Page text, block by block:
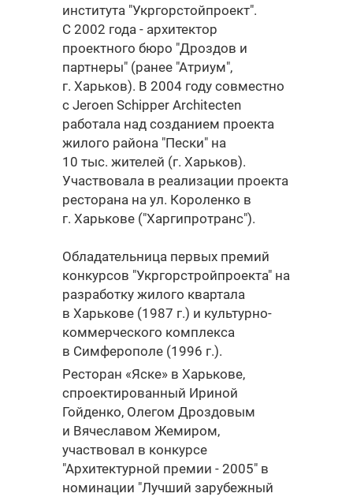
института "Укргорстойпроект".
С 2002 года - архитектор
проектного бюро "Дроздов и
партнеры" (ранее "Атриум",
г. Харьков). В 2004 году совместно
с Jeroen Schipper Architecten
работала над созданием проекта
жилого района "Пески" на
10 тыс. жителей (г. Харьков).
Участвовала в реализации проекта
ресторана на ул. Короленко в
г. Харькове ("Харгипротранс").
Обладательница первых премий
конкурсов "Укргорстройпроекта" на
разработку жилого квартала
в Харькове (1987 г.) и культурно-
коммерческого комплекса
в Симферополе (1996 г.).
Ресторан «Яске» в Харькове,
спроектированный Ириной
Гойденко, Олегом Дроздовым
и Вячеславом Жемиром,
участвовал в конкурсе
"Архитектурной премии - 2005" в
номинации "Лучший зарубежный